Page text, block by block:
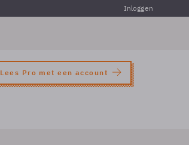
Inloggen
Lees Pro met een account